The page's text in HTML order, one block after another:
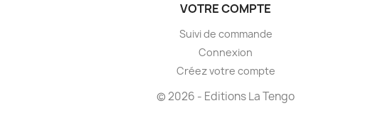
VOTRE COMPTE
Suivi de commande
Connexion
Créez votre compte
© 2026 - Editions La Tengo